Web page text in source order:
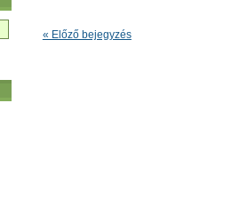
« Előző bejegyzés